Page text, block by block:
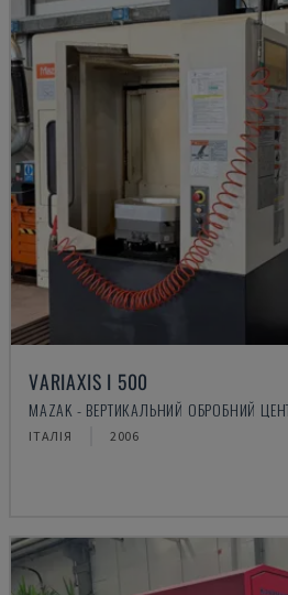
VARIAXIS I 500
MAZAK - ВЕРТИКАЛЬНИЙ ОБРОБНИЙ
ІТАЛІЯ 2006